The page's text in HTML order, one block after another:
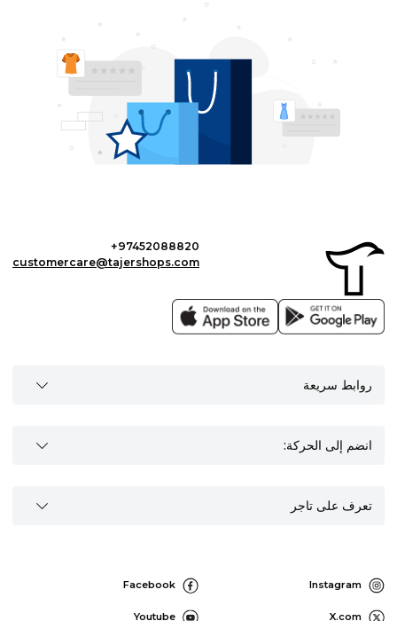
+97452088820
customercare@tajershops.com
روابط سريعة
انضم إلى الحركة:
تعرف على تاجر
Instagram
Facebook
X.com
Youtube